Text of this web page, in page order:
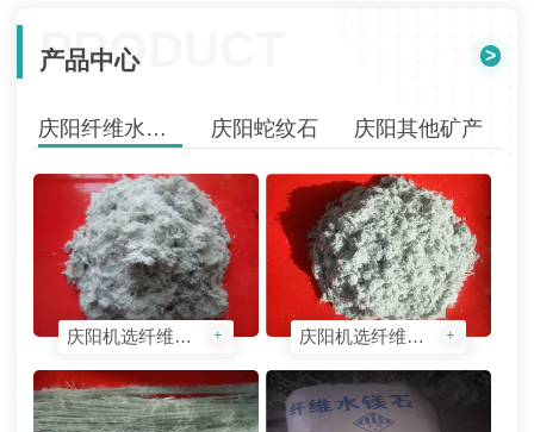
PRODUCT
产品中心 >
庆阳纤维水镁石 庆阳蛇纹石 庆阳其他矿产
庆阳机选纤维水镁石------水3-40 + 庆阳机选纤维水镁石------水5-60 +